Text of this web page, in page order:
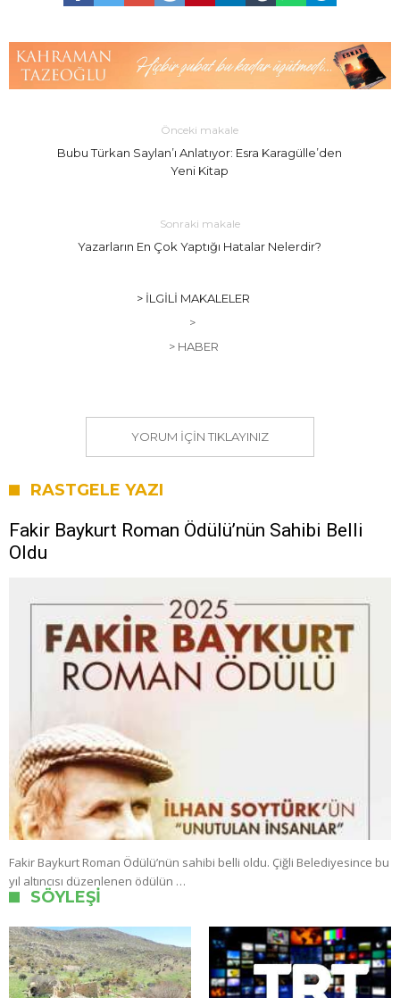
Önceki makale
Bubu Türkan Saylan’ı Anlatıyor: Esra Karagülle’den
Yeni Kitap
Sonraki makale
Yazarların En Çok Yaptığı Hatalar Nelerdir?
> İLGILI MAKALELER
>
> HABER
YORUM IÇIN TIKLAYINIZ
RASTGELE YAZI
Fakir Baykurt Roman Ödülü’nün Sahibi Belli
Oldu
Fakir Baykurt Roman Ödülü’nün sahibi belli oldu. Çiğli Belediyesince bu
yıl altıncısı düzenlenen ödülün …
SÖYLEŞI